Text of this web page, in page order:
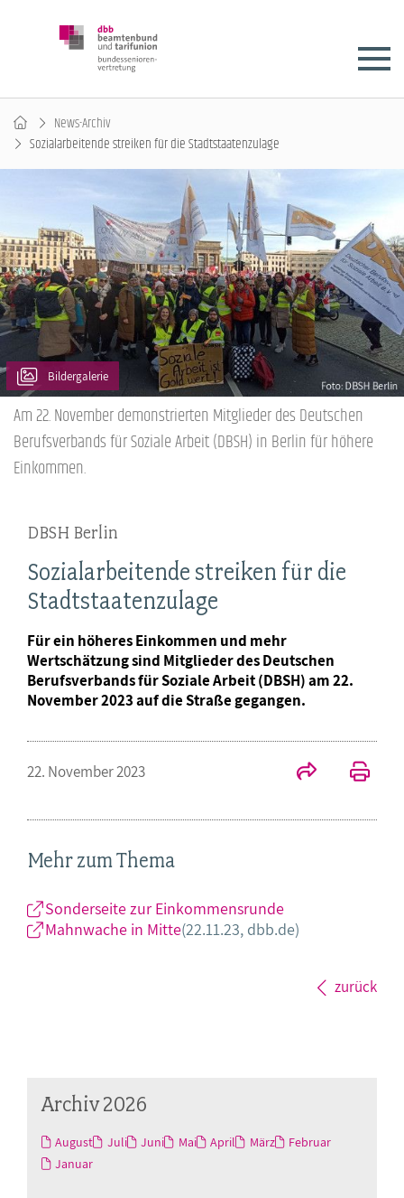
News-Archiv
Sozialarbeitende streiken für die Stadtstaatenzulage
Bildergalerie
Am 22. November demonstrierten Mitglieder des Deutschen
Berufsverbands für Soziale Arbeit (DBSH) in Berlin für höhere
Einkommen.
DBSH Berlin
Sozialarbeitende streiken für die
Stadtstaatenzulage
Für ein höheres Einkommen und mehr
Wertschätzung sind Mitglieder des Deutschen
Berufsverbands für Soziale Arbeit (DBSH) am 22.
November 2023 auf die Straße gegangen.
22. November 2023
Mehr zum Thema
Sonderseite zur Einkommensrunde
Mahnwache in Mitte(22.11.23, dbb.de)
zurück
Archiv 2026
August Juli Juni Mai April März
Februar
Januar